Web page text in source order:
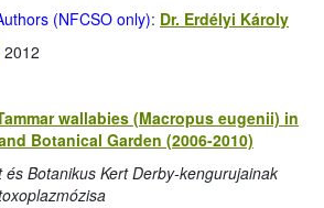
(NFCSO only): Dr. Erdélyi Károly
2012
wallabies (Macropus eugenii) in
Botanical Garden (2006-2010)
és Botanikus Kert Derby-kengurujainak